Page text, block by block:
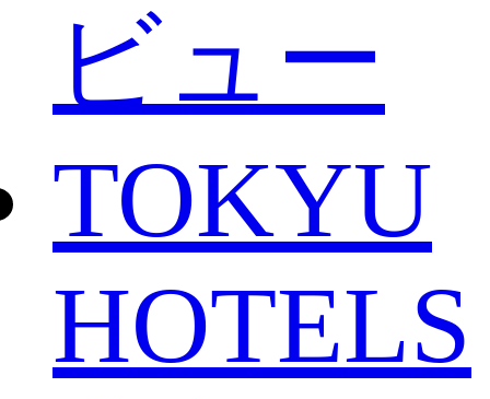
ビュー
TOKYU
HOTELS